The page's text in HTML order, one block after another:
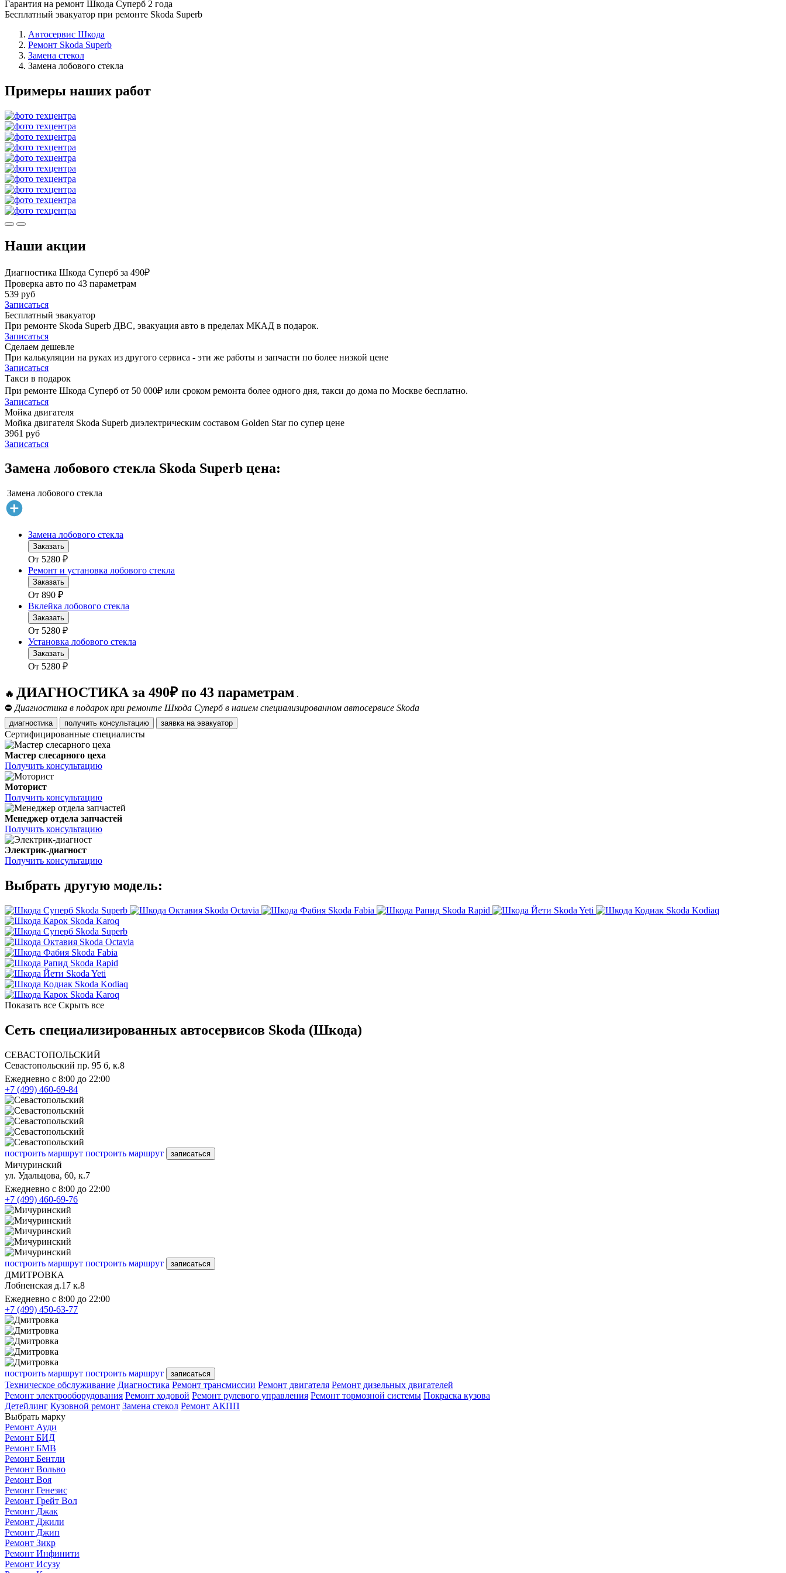
Гарантия на ремонт Шкода Суперб 2 года
Бесплатный эвакуатор при ремонте Skoda Superb
Автосервис Шкода
Ремонт Skoda Superb
Замена стекол
Замена лобового стекла
Примеры наших работ
Наши акции
Диагностика Шкода Суперб за 490₽
Проверка авто по 43 параметрам
539 руб
Записаться
Бесплатный эвакуатор
При ремонте Skoda Superb ДВС, эвакуация авто в пределах МКАД в подарок.
Записаться
Сделаем дешевле
При калькуляции на руках из другого сервиса - эти же работы и запчасти по более низкой цене
Записаться
Такси в подарок
При ремонте Шкода Суперб от 50 000₽ или сроком ремонта более одного дня, такси до дома по Москве бесплатно.
Записаться
Мойка двигателя
Мойка двигателя Skoda Superb диэлектрическим составом Golden Star по супер цене
3961 руб
Записаться
Замена лобового стекла Skoda Superb цена:
Замена лобового стекла
Замена лобового стекла
Заказать
От 5280 ₽
Ремонт и установка лобового стекла
Заказать
От 890 ₽
Вклейка лобового стекла
Заказать
От 5280 ₽
Установка лобового стекла
Заказать
От 5280 ₽
🔥 ДИАГНОСТИКА за 490₽ по 43 параметрам .
⛔ Диагностика в подарок при ремонте Шкода Суперб в нашем специализированном автосервисе Skoda
диагностика получить консультацию заявка на эвакуатор
Сертифицированные специалисты
Мастер слесарного цеха
Получить консультацию
Моторист
Получить консультацию
Менеджер отдела запчастей
Получить консультацию
Электрик-диагност
Получить консультацию
Выбрать другую модель:
Skoda Superb Skoda Octavia Skoda Fabia Skoda Rapid Skoda Yeti
Skoda Kodiaq
Skoda Karoq
Skoda Superb
Skoda Octavia
Skoda Fabia
Skoda Rapid
Skoda Yeti
Skoda Kodiaq
Skoda Karoq
Показать все Скрыть все
Сеть специализированных автосервисов Skoda (Шкода)
СЕВАСТОПОЛЬСКИЙ
Севастопольский пр. 95 б, к.8
Ежедневно с 8:00 до 22:00
+7 (499) 460-69-84
построить маршрут построить маршрут записаться
Мичуринский
ул. Удальцова, 60, к.7
Ежедневно с 8:00 до 22:00
+7 (499) 460-69-76
построить маршрут построить маршрут записаться
ДМИТРОВКА
Лобненская д.17 к.8
Ежедневно с 8:00 до 22:00
+7 (499) 450-63-77
построить маршрут построить маршрут записаться
Техническое обслуживание Диагностика Ремонт трансмиссии Ремонт двигателя Ремонт дизельных двигателей
Ремонт электрооборудования Ремонт ходовой Ремонт рулевого управления Ремонт тормозной системы Покраска кузова
Детейлинг Кузовной ремонт Замена стекол Ремонт АКПП
Выбрать марку
Ремонт Ауди
Ремонт БИД
Ремонт БМВ
Ремонт Бентли
Ремонт Вольво
Ремонт Воя
Ремонт Генезис
Ремонт Грейт Вол
Ремонт Джак
Ремонт Джили
Ремонт Джип
Ремонт Зикр
Ремонт Инфинити
Ремонт Исузу